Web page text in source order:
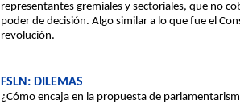
representantes gremiales y sectoriales, que no
poder de decisión. Algo similar a lo que fue el
revolución.
FSLN: DILEMAS
¿Cómo encaja en la propuesta de